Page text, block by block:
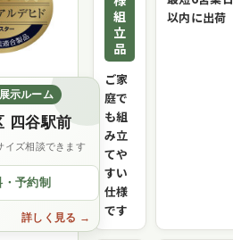
示ルーム
四谷駅前
イズ相談できます
・予約制
詳しく見る
組
立
品
ご家
庭で
も組
み立
てや
すい
仕様
です
以内に出荷